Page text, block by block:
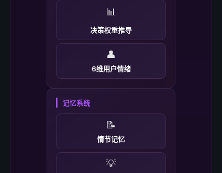
📊
决策权重推导
👤
6维用户情绪
记忆系统
📝
情节记忆
💡